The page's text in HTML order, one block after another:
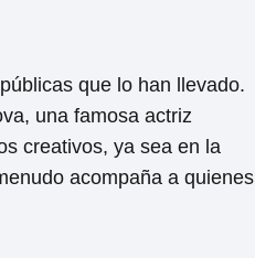
que lo han llevado.
una famosa actriz
creativos, ya sea en la
acompaña a quienes